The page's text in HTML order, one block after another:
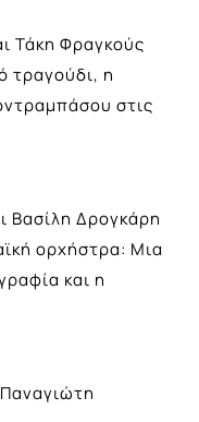
Τάκη Φραγκούς
τραγούδι, η
στις
Βασίλη Δρογκάρη
ορχήστρα: Μια
και η